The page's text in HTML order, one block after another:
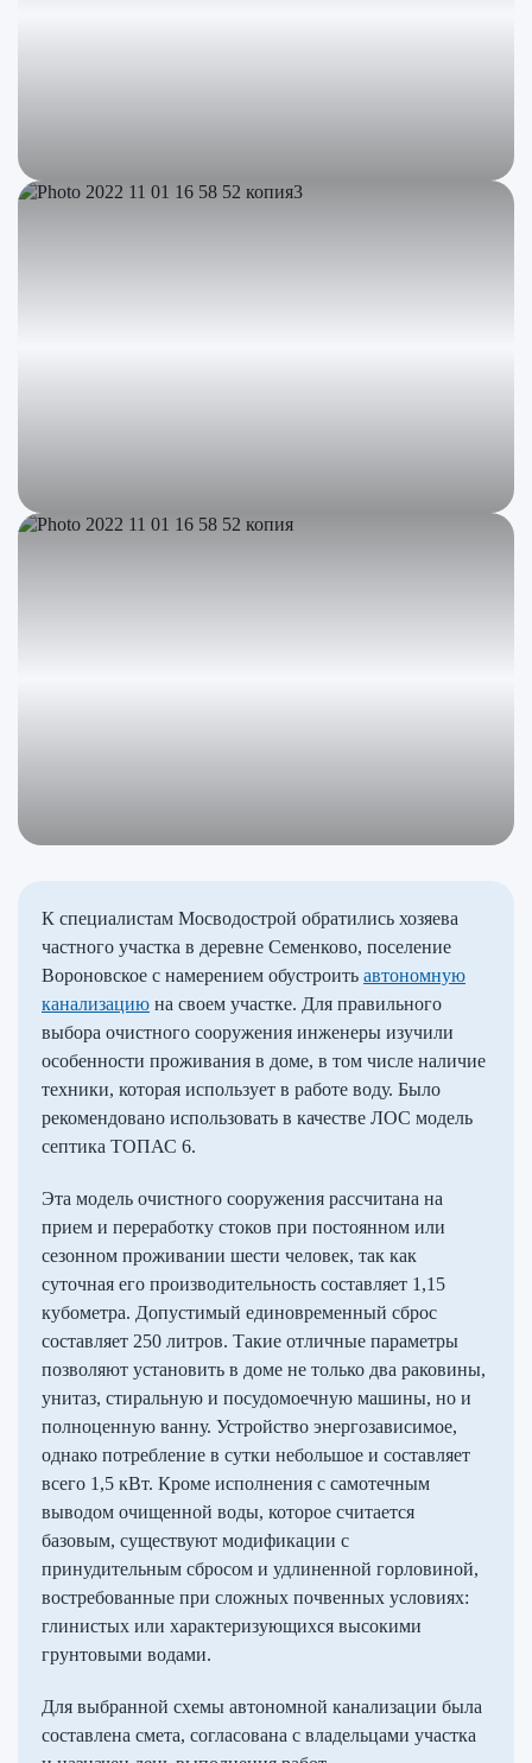
К специалистам Мосводострой обратились хозяева
частного участка в деревне Семенково, поселение
Вороновское с намерением обустроить автономную
канализацию на своем участке. Для правильного
выбора очистного сооружения инженеры изучили
особенности проживания в доме, в том числе наличие
техники, которая использует в работе воду. Было
рекомендовано использовать в качестве ЛОС модель
септика ТОПАС 6.
Эта модель очистного сооружения рассчитана на
прием и переработку стоков при постоянном или
сезонном проживании шести человек, так как
суточная его производительность составляет 1,15
кубометра. Допустимый единовременный сброс
составляет 250 литров. Такие отличные параметры
позволяют установить в доме не только два раковины,
унитаз, стиральную и посудомоечную машины, но и
полноценную ванну. Устройство энергозависимое,
однако потребление в сутки небольшое и составляет
всего 1,5 кВт. Кроме исполнения с самотечным
выводом очищенной воды, которое считается
базовым, существуют модификации с
принудительным сбросом и удлиненной горловиной,
востребованные при сложных почвенных условиях:
глинистых или характеризующихся высокими
грунтовыми водами.
Для выбранной схемы автономной канализации была
составлена смета, согласована с владельцами участка